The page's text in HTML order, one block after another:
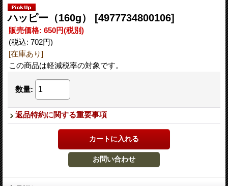
ハッピー（160g） [4977734800106]
販売価格: 650円(税別)
(税込: 702円)
[在庫あり]
この商品は軽減税率の対象です。
数量:
返品特約に関する重要事項